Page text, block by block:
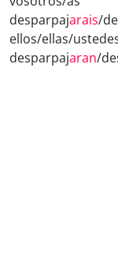
desparpajarais/
ellos/ellas/
desparpajaran/